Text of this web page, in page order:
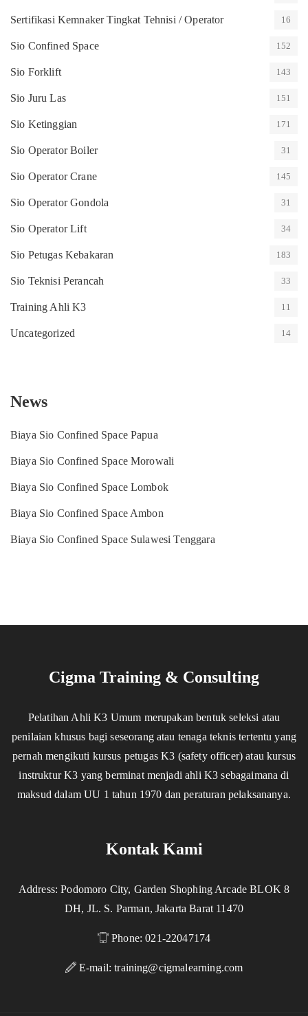
Sertifikasi Kemnaker Tingkat Tehnisi / Operator 16
Sio Confined Space 152
Sio Forklift 143
Sio Juru Las 151
Sio Ketinggian 171
Sio Operator Boiler 31
Sio Operator Crane 145
Sio Operator Gondola 31
Sio Operator Lift 34
Sio Petugas Kebakaran 183
Sio Teknisi Perancah 33
Training Ahli K3 11
Uncategorized 14
News
Biaya Sio Confined Space Papua
Biaya Sio Confined Space Morowali
Biaya Sio Confined Space Lombok
Biaya Sio Confined Space Ambon
Biaya Sio Confined Space Sulawesi Tenggara
Cigma Training & Consulting
Pelatihan Ahli K3 Umum merupakan bentuk seleksi atau
penilaian khusus bagi seseorang atau tenaga teknis tertentu yang
pernah mengikuti kursus petugas K3 (safety officer) atau kursus
instruktur K3 yang berminat menjadi ahli K3 sebagaimana di
maksud dalam UU 1 tahun 1970 dan peraturan pelaksananya.
Kontak Kami
Address: Podomoro City, Garden Shophing Arcade BLOK 8
DH, JL. S. Parman, Jakarta Barat 11470
Phone: 021-22047174
E-mail:training@cigmalearning.com